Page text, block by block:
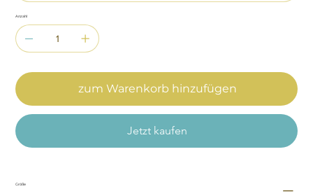
Anzahl
zum Warenkorb hinzufügen
Jetzt kaufen
Größe